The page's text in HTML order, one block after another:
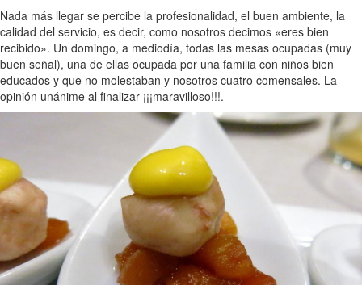
Nada más llegar se percibe la profesionalidad, el buen ambiente, la
calidad del servicio, es decir, como nosotros decimos «eres bien
recibido». Un domingo, a mediodía, todas las mesas ocupadas (muy
buen señal), una de ellas ocupada por una familia con niños bien
educados y que no molestaban y nosotros cuatro comensales. La
opinión unánime al finalizar ¡¡¡maravilloso!!!.